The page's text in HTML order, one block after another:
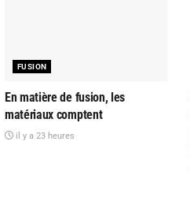
FUSION
En matière de fusion, les
matériaux comptent
il y a 23 heures